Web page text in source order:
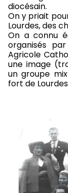
diocésain.
On y priait
Lourdes, des
On a connu
organisés
Agricole
une image
un groupe
fort de